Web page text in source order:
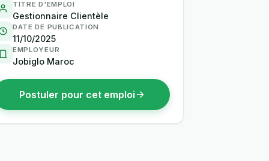
TITRE D'EMPLOI
Gestionnaire Clientèle
DATE DE PUBLICATION
11/10/2025
EMPLOYEUR
Jobiglo Maroc
Postuler pour cet emploi